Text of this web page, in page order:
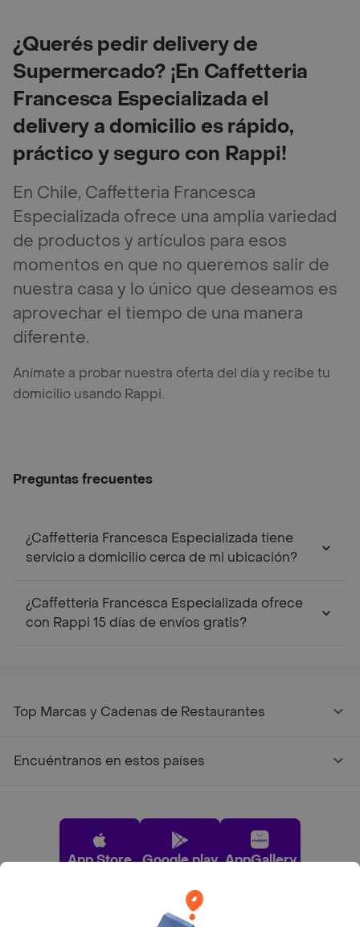
¿Querés pedir delivery de
Supermercado? ¡En Caffetteria
Francesca Especializada el
delivery a domicilio es rápido,
práctico y seguro con Rappi!
En Chile, Caffetteria Francesca
Especializada ofrece una amplia variedad
de productos y artículos para esos
momentos en que no queremos salir de
nuestra casa y lo único que deseamos es
aprovechar el tiempo de una manera
diferente.
Anímate a probar nuestra oferta del día y recibe tu
domicilio usando Rappi.
Preguntas frecuentes
¿Caffetteria Francesca Especializada tiene
servicio a domicilio cerca de mi ubicación?
¿Caffetteria Francesca Especializada ofrece
con Rappi 15 días de envíos gratis?
Top Marcas y Cadenas de Restaurantes
Encuéntranos en estos países
App Store Google play AppGallery